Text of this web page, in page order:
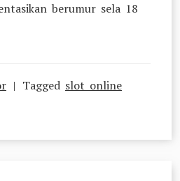
berumur sela 18
Tagged slot online